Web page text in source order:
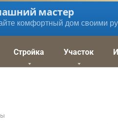
мастер
комфортный дом своими
Стройка Участок